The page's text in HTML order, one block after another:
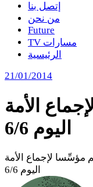
إتصل بنا
من نحن
Future
TV مسارات
الرئيسية
21/01/2014
الأمة
اليوم 6/6
مؤسِّسا لإجماع الأمة
اليوم 6/6